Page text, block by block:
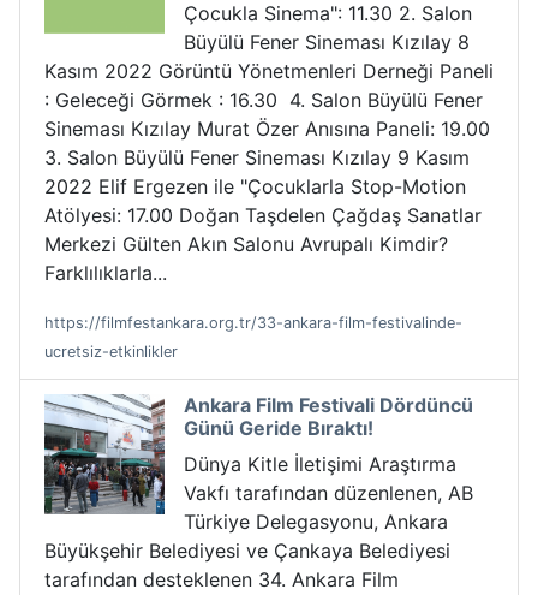
Çocukla Sinema": 11.30 2. Salon
Büyülü Fener Sineması Kızılay 8
Kasım 2022 Görüntü Yönetmenleri Derneği Paneli
: Geleceği Görmek : 16.30 4. Salon Büyülü Fener
Sineması Kızılay Murat Özer Anısına Paneli: 19.00
3. Salon Büyülü Fener Sineması Kızılay 9 Kasım
2022 Elif Ergezen ile "Çocuklarla Stop-Motion
Atölyesi: 17.00 Doğan Taşdelen Çağdaş Sanatlar
Merkezi Gülten Akın Salonu Avrupalı Kimdir?
Farklılıklarla...
https://filmfestankara.org.tr/33-ankara-film-festivalinde-
ucretsiz-etkinlikler
Ankara Film Festivali Dördüncü
Günü Geride Bıraktı!
Dünya Kitle İletişimi Araştırma
Vakfı tarafından düzenlenen, AB
Türkiye Delegasyonu, Ankara
Büyükşehir Belediyesi ve Çankaya Belediyesi
tarafından desteklenen 34. Ankara Film